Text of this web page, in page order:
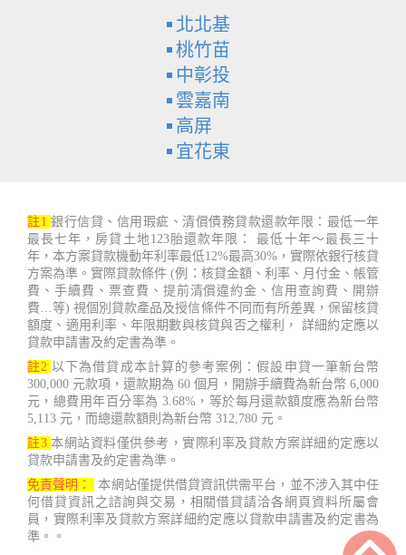
北北基
桃竹苗
中彰投
雲嘉南
高屏
宜花東
註1 銀行信貸、信用瑕疵、清償債務貸款還款年限：最低一年
最長七年，房貸土地123胎還款年限： 最低十年～最長三十
年，本方案貸款機動年利率最低12%最高30%，實際依銀行核貸
方案為準。實際貸款條件 (例：核貸金額、利率、月付金、帳管
費、手續費、票查費、提前清償違約金、信用查詢費、開辦
費…等) 視個別貸款產品及授信條件不同而有所差異，保留核貸
額度、適用利率、年限期數與核貸與否之權利， 詳細約定應以
貸款申請書及約定書為準。
註2 以下為借貸成本計算的參考案例：假設申貸一筆新台幣
300,000 元款項，還款期為 60 個月，開辦手續費為新台幣 6,000
元，總費用年百分率為 3.68%，等於每月還款額度應為新台幣
5,113 元，而總還款額則為新台幣 312,780 元。
註3 本網站資料僅供參考，實際利率及貸款方案詳細約定應以
貸款申請書及約定書為準。
免責聲明：
本網站僅提供借貸資訊供需平台，並不涉入其中任
何借貸資訊之諮詢與交易，相關借貸請洽各網頁資料所屬會
員，實際利率及貸款方案詳細約定應以貸款申請書及約定書為
準。。